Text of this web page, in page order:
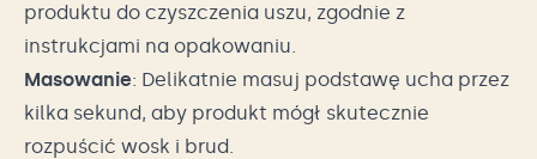
produktu do czyszczenia uszu, zgodnie z
instrukcjami na opakowaniu.
Masowanie: Delikatnie masuj podstawę ucha przez
kilka sekund, aby produkt mógł skutecznie
rozpuścić wosk i brud.